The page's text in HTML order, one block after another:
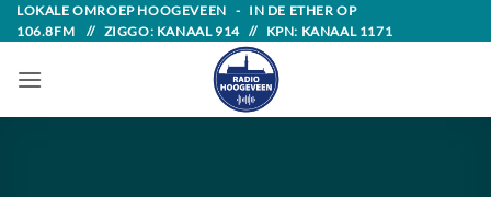
Skip
to
content
LOKALE OMROEP HOOGEVEEN - IN DE ETHER OP
106.8FM // ZIGGO: KANAAL 914 // KPN: KANAAL 1171